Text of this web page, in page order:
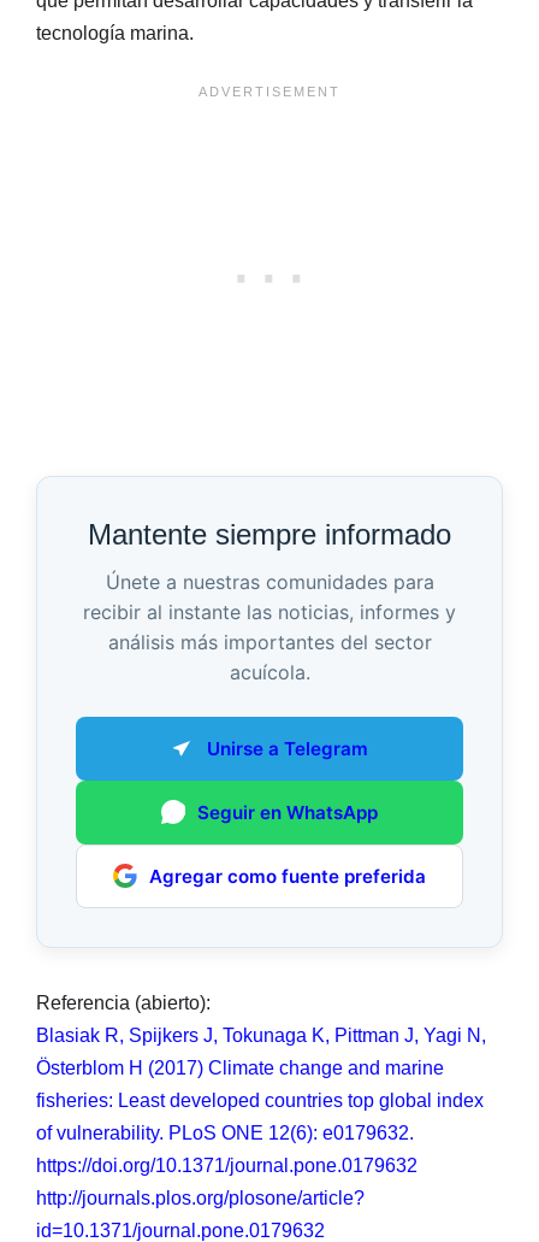
tecnología marina.
Mantente siempre informado
Únete a nuestras comunidades para
recibir al instante las noticias, informes y
análisis más importantes del sector
acuícola.
Unirse a Telegram
Seguir en WhatsApp
Agregar como fuente preferida
Referencia (abierto):
Blasiak R, Spijkers J, Tokunaga K, Pittman J, Yagi N,
Österblom H (2017) Climate change and marine
fisheries: Least developed countries top global index
of vulnerability. PLoS ONE 12(6): e0179632.
https://doi.org/10.1371/journal.pone.0179632
http://journals.plos.org/plosone/article?
id=10.1371/journal.pone.0179632